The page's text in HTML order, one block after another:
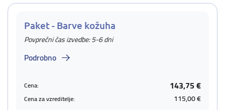
Paket - Barve kožuha
Povprečni čas izvedbe: 5-6 dni
Podrobno
Cena: 143,75 €
Cena za vzreditelje: 115,00 €